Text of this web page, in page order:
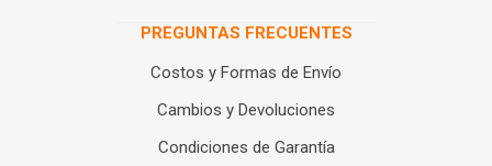
PREGUNTAS FRECUENTES
Costos y Formas de Envío
Cambios y Devoluciones
Condiciones de Garantía